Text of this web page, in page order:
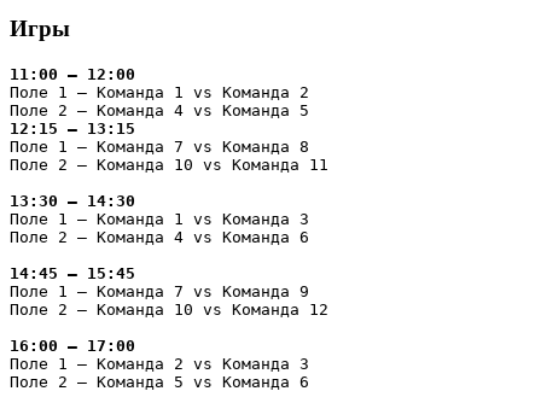
Игры
11:00 – 12:00
Поле 1 — Команда 1 vs Команда 2
12:15 – 13:15
Поле 1 — Команда 7 vs Команда 8
Поле 2 — Команда 10 vs Команда 11
13:30 – 14:30
Поле 1 — Команда 1 vs Команда 3
Поле 2 — Команда 4 vs Команда 6
14:45 – 15:45
Поле 1 — Команда 7 vs Команда 9
Поле 2 — Команда 10 vs Команда 12
16:00 – 17:00
Поле 1 — Команда 2 vs Команда 3
Поле 2 — Команда 5 vs Команда 6